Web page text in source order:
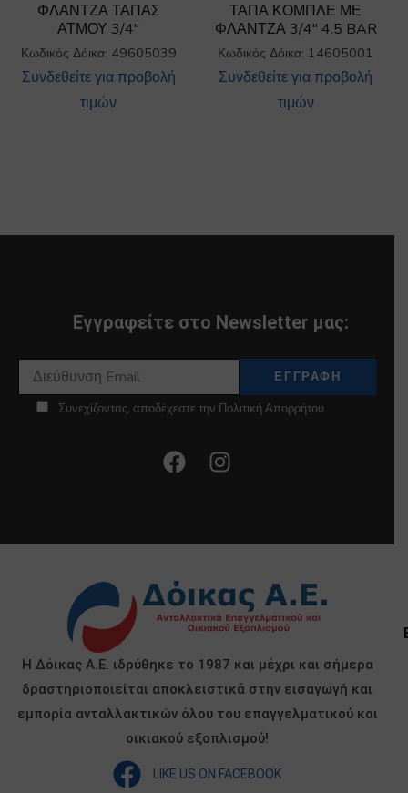
ΦΛΑΝΤΖΑ ΤΑΠΑΣ
ΑΤΜΟΥ 3/4″
Κωδικός Δόικα: 49605039
Συνδεθείτε για προβολή
τιμών
ΤΑΠΑ ΚΟΜΠΛΕ ΜΕ
ΦΛΑΝΤΖΑ 3/4″ 4.5 BAR
Κωδικός Δόικα: 14605001
Συνδεθείτε για προβολή
τιμών
Εγγραφείτε στο Newsletter μας:
Συνεχίζοντας, αποδέχεστε την Πολιτική Απορρήτου
Η Δόικας Α.Ε. ιδρύθηκε το 1987 και μέχρι και σήμερα
δραστηριοποιείται αποκλειστικά στην εισαγωγή και
εμπορία ανταλλακτικών όλου του επαγγελματικού και
οικιακού εξοπλισμού!
LIKE US ON FACEBOOK